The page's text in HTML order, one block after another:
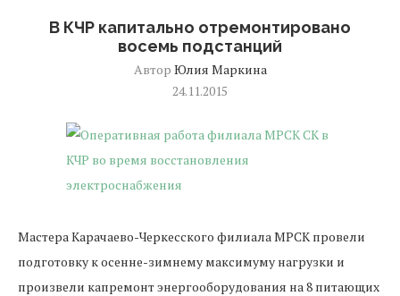
В КЧР капитально отремонтировано
восемь подстанций
Автор Юлия Маркина
24.11.2015
Мастера Карачаево-Черкесского филиала МРСК провели
подготовку к осенне-зимнему максимуму нагрузки и
произвели капремонт энергооборудования на 8 питающих